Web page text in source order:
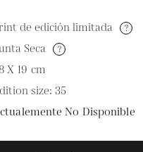
de edición limitada ?
Seca ?
X 19 cm
size: 35
No Disponible